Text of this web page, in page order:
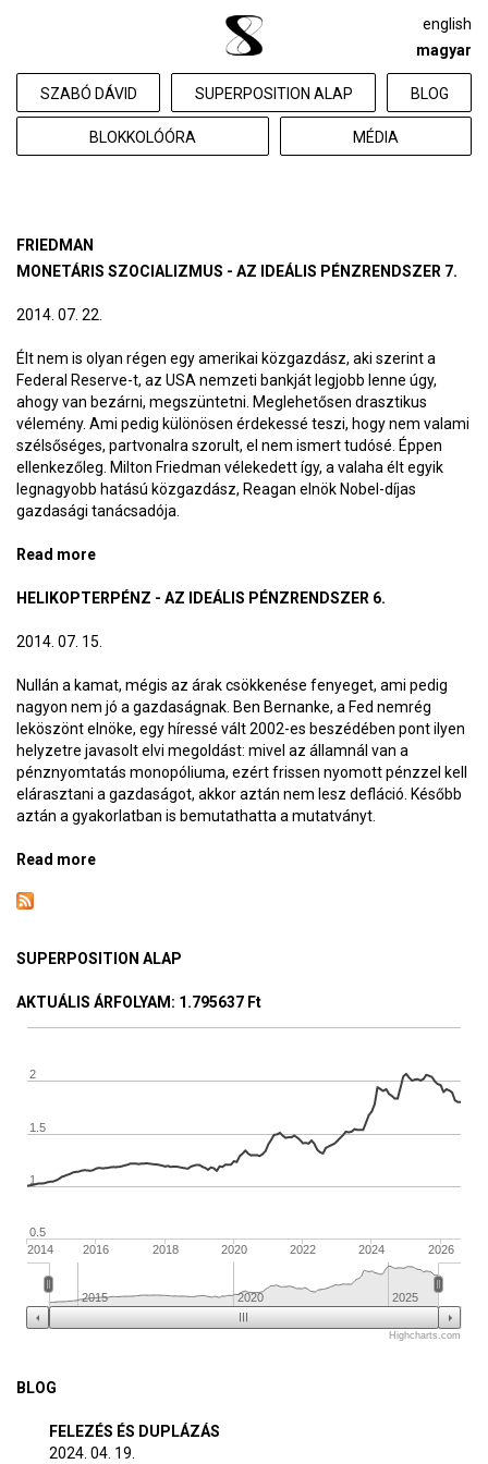
SZABÓ DÁVID SUPERPOSITION ALAP BLOG
BLOKKOLÓÓRA MÉDIA
english
magyar
FRIEDMAN
MONETÁRIS SZOCIALIZMUS - AZ IDEÁLIS PÉNZRENDSZER 7.
2014. 07. 22.
Élt nem is olyan régen egy amerikai közgazdász, aki szerint a
Federal Reserve-t, az USA nemzeti bankját legjobb lenne úgy,
ahogy van bezárni, megszüntetni. Meglehetősen drasztikus
vélemény. Ami pedig különösen érdekessé teszi, hogy nem valami
szélsőséges, partvonalra szorult, el nem ismert tudósé. Éppen
ellenkezőleg. Milton Friedman vélekedett így, a valaha élt egyik
legnagyobb hatású közgazdász, Reagan elnök Nobel-díjas
gazdasági tanácsadója.
Read more
HELIKOPTERPÉNZ - AZ IDEÁLIS PÉNZRENDSZER 6.
2014. 07. 15.
Nullán a kamat, mégis az árak csökkenése fenyeget, ami pedig
nagyon nem jó a gazdaságnak. Ben Bernanke, a Fed nemrég
leköszönt elnöke, egy híressé vált 2002-es beszédében pont ilyen
helyzetre javasolt elvi megoldást: mivel az államnál van a
pénznyomtatás monopóliuma, ezért frissen nyomott pénzzel kell
elárasztani a gazdaságot, akkor aztán nem lesz defláció. Később
aztán a gyakorlatban is bemutathatta a mutatványt.
Read more
SUPERPOSITION ALAP
AKTUÁLIS ÁRFOLYAM : 1.795637 Ft
2016 2018 2020 2022 2024 2026
2014
2015 2020 2025
1
1.5
2
0.5
Highcharts.com
BLOG
FELEZÉS ÉS DUPLÁZÁS
2024. 04. 19.